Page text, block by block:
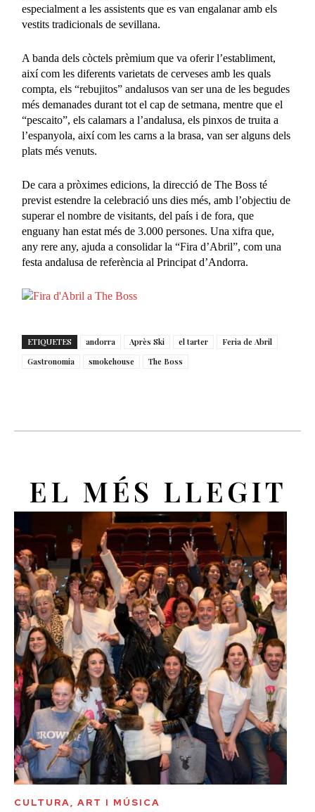
especialment a les assistents que es van engalanar amb els
vestits tradicionals de sevillana.
A banda dels còctels prèmium que va oferir l’establiment,
així com les diferents varietats de cerveses amb les quals
compta, els “rebujitos” andalusos van ser una de les begudes
més demanades durant tot el cap de setmana, mentre que el
“pescaito”, els calamars a l’andalusa, els pinxos de truita a
l’espanyola, així com les carns a la brasa, van ser alguns dels
plats més venuts.
De cara a pròximes edicions, la direcció de The Boss té
previst estendre la celebració uns dies més, amb l’objectiu de
superar el nombre de visitants, del país i de fora, que
enguany han estat més de 3.000 persones. Una xifra que,
any rere any, ajuda a consolidar la “Fira d’Abril”, com una
festa andalusa de referència al Principat d’Andorra.
ETIQUETES andorra Après Ski el tarter
Feria de Abril
Gastronomia
smokehouse The Boss
EL MÉS LLEGIT
CULTURA, ART I MÚSICA